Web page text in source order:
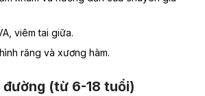
viêm tai giữa.
răng và xương hàm.
đường (từ 6-18 tuổi)